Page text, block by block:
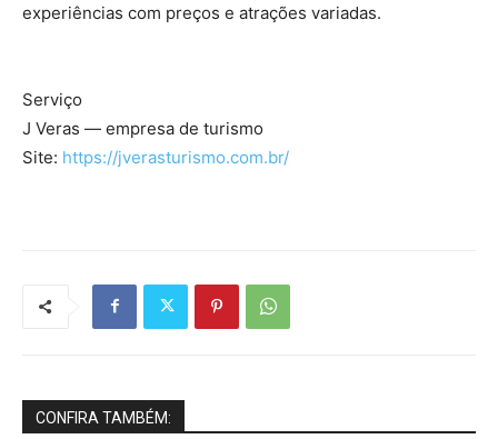
experiências com preços e atrações variadas.
Serviço
J Veras — empresa de turismo
Site: https://jverasturismo.com.br/
CONFIRA TAMBÉM: